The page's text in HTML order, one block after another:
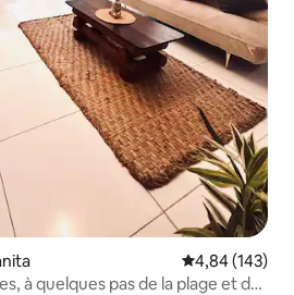
Évaluation
4,84 (143)
à quelques pas de la plage et de